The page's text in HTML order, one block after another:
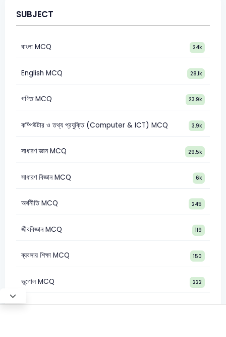
SUBJECT
বাংলা MCQ 24k
English MCQ 28.1k
গণিত MCQ 23.9k
কম্পিউটার ও তথ্য প্রযুক্তি (Computer & ICT) MCQ 3.9k
সাধারণ জ্ঞান MCQ 29.5k
সাধারণ বিজ্ঞান MCQ 6k
অর্থনীতি MCQ 245
জীববিজ্ঞান MCQ 119
ব্যবসায় শিক্ষা MCQ 150
ভূগোল MCQ 222